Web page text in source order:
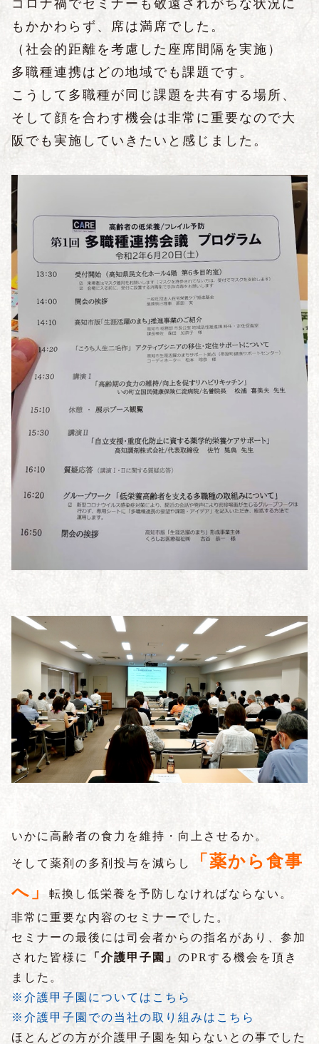
コロナ禍でセミナーも敬遠されがちな状況に
もかかわらず、席は満席でした。
（社会的距離を考慮した座席間隔を実施）
多職種連携はどの地域でも課題です。
こうして多職種が同じ課題を共有する場所、
そして顔を合わす機会は非常に重要なので大
阪でも実施していきたいと感じました。
いかに高齢者の食力を維持・向上させるか。
そして薬剤の多剤投与を減らし
「薬から食事
へ」
転換し低栄養を予防しなければならない。
非常に重要な内容のセミナーでした。
セミナーの最後には司会者からの指名があり、参加
された皆様に
「介護甲子園」 のPRする機会を頂き
ました。
※介護甲子園についてはこちら
※介護甲子園での当社の取り組みはこちら
ほとんどの方が介護甲子園を知らないとの事でした